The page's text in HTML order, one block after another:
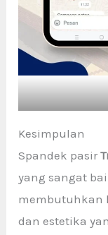
Kesimpulan
Spandek pasir
yang sangat
membutuhkan
dan estetika